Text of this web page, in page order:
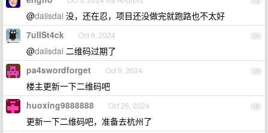
@daiisdai 没，还在忍，项目还没做完就跑路也不太好
14
7ullSt4ck Oct 9, 2024
@daiisdai 二维码过期了
15
pa4swordforget Oct 9, 2024
楼主更新一下二维码吧
16
huoxing9888888 Oct 26, 2024
更新一下二维码吧，准备去杭州了